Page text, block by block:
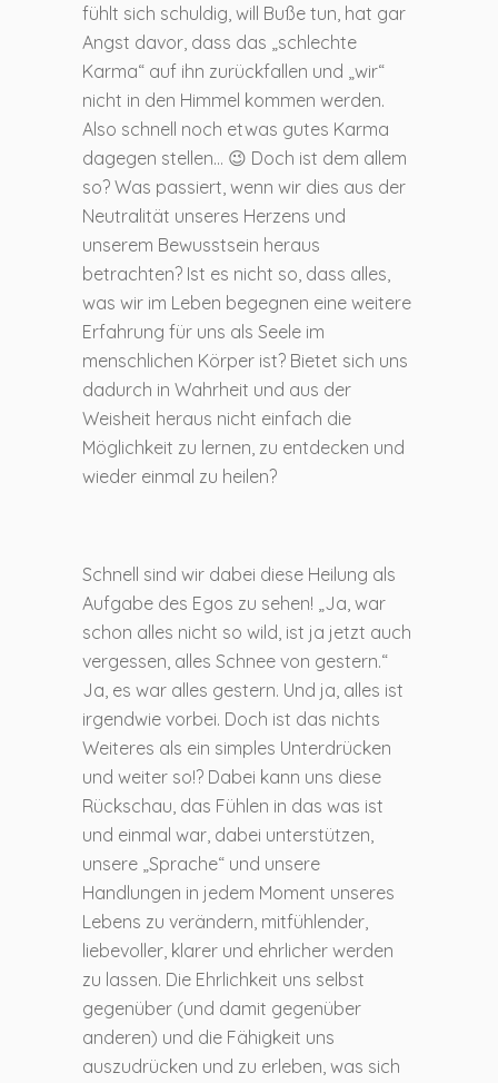
fühlt sich schuldig, will Buße tun, hat gar
Angst davor, dass das „schlechte
Karma“ auf ihn zurückfallen und „wir“
nicht in den Himmel kommen werden.
Also schnell noch etwas gutes Karma
dagegen stellen… 😉 Doch ist dem allem
so? Was passiert, wenn wir dies aus der
Neutralität unseres Herzens und
unserem Bewusstsein heraus
betrachten? Ist es nicht so, dass alles,
was wir im Leben begegnen eine weitere
Erfahrung für uns als Seele im
menschlichen Körper ist? Bietet sich uns
dadurch in Wahrheit und aus der
Weisheit heraus nicht einfach die
Möglichkeit zu lernen, zu entdecken und
wieder einmal zu heilen?
Schnell sind wir dabei diese Heilung als
Aufgabe des Egos zu sehen! „Ja, war
schon alles nicht so wild, ist ja jetzt auch
vergessen, alles Schnee von gestern.“
Ja, es war alles gestern. Und ja, alles ist
irgendwie vorbei. Doch ist das nichts
Weiteres als ein simples Unterdrücken
und weiter so!? Dabei kann uns diese
Rückschau, das Fühlen in das was ist
und einmal war, dabei unterstützen,
unsere „Sprache“ und unsere
Handlungen in jedem Moment unseres
Lebens zu verändern, mitfühlender,
liebevoller, klarer und ehrlicher werden
zu lassen. Die Ehrlichkeit uns selbst
gegenüber (und damit gegenüber
anderen) und die Fähigkeit uns
auszudrücken und zu erleben, was sich